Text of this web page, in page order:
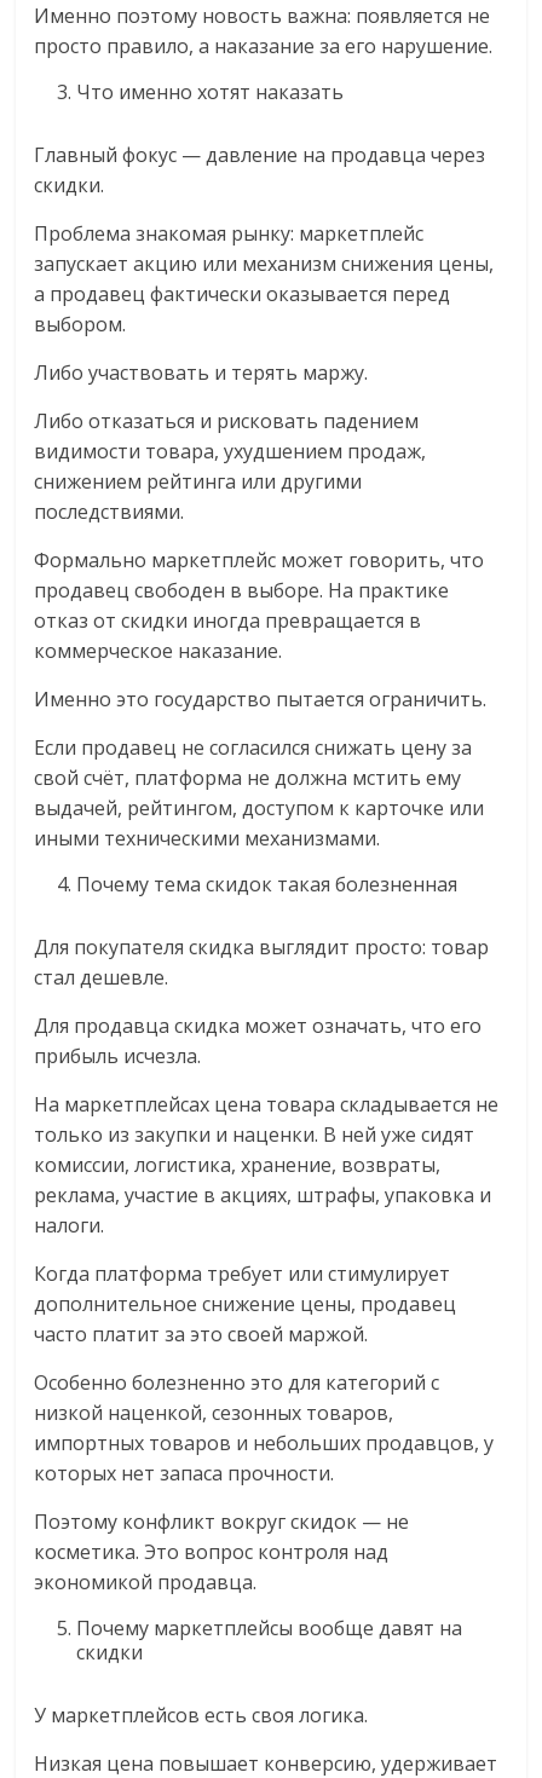
Именно поэтому новость важна: появляется не
просто правило, а наказание за его нарушение.
Что именно хотят наказать
Главный фокус — давление на продавца через
скидки.
Проблема знакомая рынку: маркетплейс
запускает акцию или механизм снижения цены,
а продавец фактически оказывается перед
выбором.
Либо участвовать и терять маржу.
Либо отказаться и рисковать падением
видимости товара, ухудшением продаж,
снижением рейтинга или другими
последствиями.
Формально маркетплейс может говорить, что
продавец свободен в выборе. На практике
отказ от скидки иногда превращается в
коммерческое наказание.
Именно это государство пытается ограничить.
Если продавец не согласился снижать цену за
свой счёт, платформа не должна мстить ему
выдачей, рейтингом, доступом к карточке или
иными техническими механизмами.
Почему тема скидок такая болезненная
Для покупателя скидка выглядит просто: товар
стал дешевле.
Для продавца скидка может означать, что его
прибыль исчезла.
На маркетплейсах цена товара складывается не
только из закупки и наценки. В ней уже сидят
комиссии, логистика, хранение, возвраты,
реклама, участие в акциях, штрафы, упаковка и
налоги.
Когда платформа требует или стимулирует
дополнительное снижение цены, продавец
часто платит за это своей маржой.
Особенно болезненно это для категорий с
низкой наценкой, сезонных товаров,
импортных товаров и небольших продавцов, у
которых нет запаса прочности.
Поэтому конфликт вокруг скидок — не
косметика. Это вопрос контроля над
экономикой продавца.
Почему маркетплейсы вообще давят на
скидки
У маркетплейсов есть своя логика.
Низкая цена повышает конверсию, удерживает